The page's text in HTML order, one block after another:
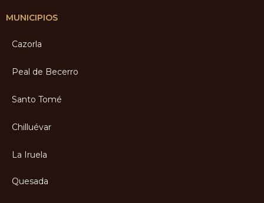
MUNICIPIOS
Cazorla
Peal de Becerro
Santo Tomé
Chilluévar
La Iruela
Quesada